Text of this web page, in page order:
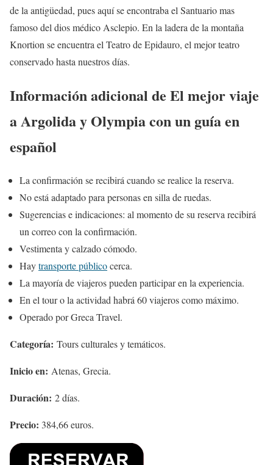
de la antigüedad, pues aquí se encontraba el Santuario mas
famoso del dios médico Asclepio. En la ladera de la montaña
Knortion se encuentra el Teatro de Epidauro, el mejor teatro
conservado hasta nuestros días.
Información adicional de El mejor viaje
a Argolida y Olympia con un guía en
español
La confirmación se recibirá cuando se realice la reserva.
No está adaptado para personas en silla de ruedas.
Sugerencias e indicaciones: al momento de su reserva recibirá
un correo con la confirmación.
Vestimenta y calzado cómodo.
Haytransporte públicocerca.
La mayoría de viajeros pueden participar en la experiencia.
En el tour o la actividad habrá 60 viajeros como máximo.
Operado por Greca Travel.
Categoría: Tours culturales y temáticos.
Inicio en: Atenas, Grecia.
Duración: 2 días.
Precio: 384,66 euros.